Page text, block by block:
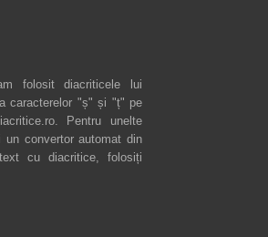
folosit diacriticele lui
caracterelor "ș" și "ț" pe
. Pentru unelte
convertor automat din
cu diacritice, folosiți